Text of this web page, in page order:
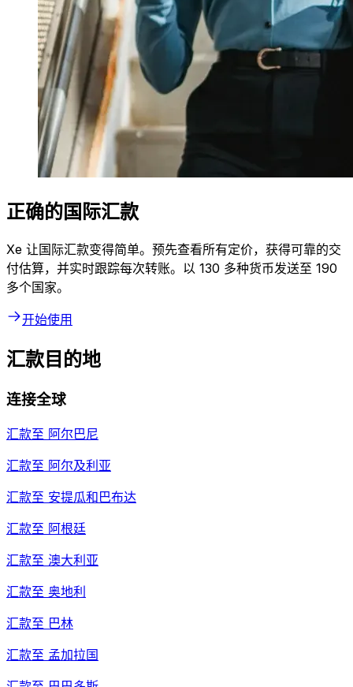
正确的国际汇款
Xe 让国际汇款变得简单。预先查看所有定价，获得可靠的交
付估算，并实时跟踪每次转账。以 130 多种货币发送至 190
多个国家。
开始使用
汇款目的地
连接全球
汇款至 阿尔巴尼
汇款至 阿尔及利亚
汇款至 安提瓜和巴布达
汇款至 阿根廷
汇款至 澳大利亚
汇款至 奥地利
汇款至 巴林
汇款至 孟加拉国